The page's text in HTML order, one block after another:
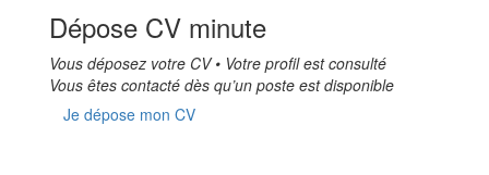
Dépose CV minute
Vous déposez votre CV • Votre profil est consulté
Vous êtes contacté dès qu’un poste est disponible
Je dépose mon CV